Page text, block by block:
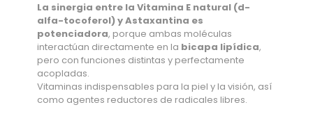
La sinergia entre la Vitamina E natural (d-
alfa-tocoferol) y Astaxantina es
potenciadora, porque ambas moléculas
interactúan directamente en la bicapa lipídica,
pero con funciones distintas y perfectamente
acopladas.
Vitaminas indispensables para la piel y la visión, así
como agentes reductores de radicales libres.